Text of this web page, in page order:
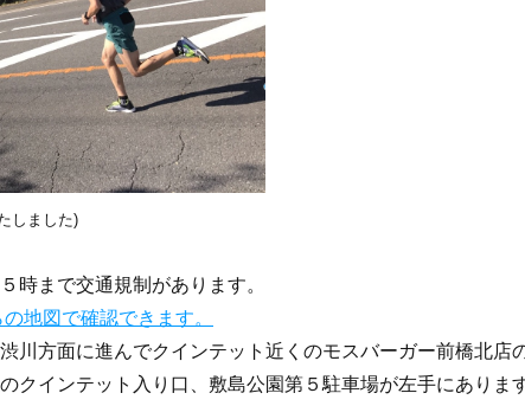
しました)
時まで交通規制があります。
地図で確認できます。
川方面に進んでクインテット近くのモスバーガー前橋北店
クインテット入り口、敷島公園第５駐車場が左手にあります